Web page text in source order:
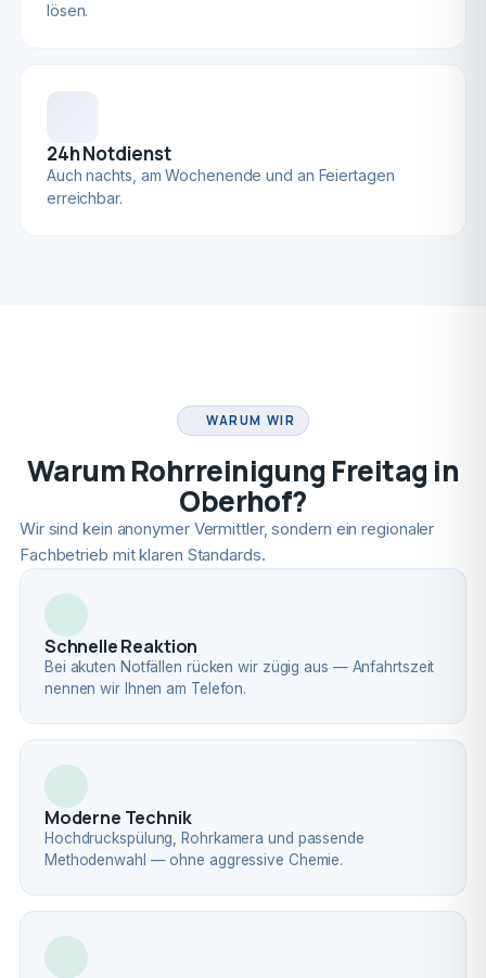
lösen.
24h Notdienst
Auch nachts, am Wochenende und an Feiertagen
erreichbar.
WARUM WIR
Warum Rohrreinigung Freitag in
Oberhof?
Wir sind kein anonymer Vermittler, sondern ein regionaler
Fachbetrieb mit klaren Standards.
Schnelle Reaktion
Bei akuten Notfällen rücken wir zügig aus — Anfahrtszeit
nennen wir Ihnen am Telefon.
Moderne Technik
Hochdruckspülung, Rohrkamera und passende
Methodenwahl — ohne aggressive Chemie.